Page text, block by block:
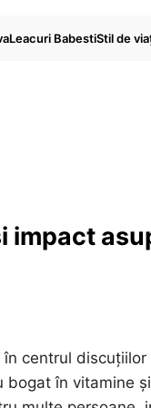
Leacuri BabestiStil de
impact
centrul
în vitamine